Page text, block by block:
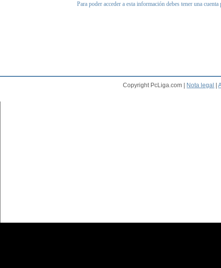
Para poder acceder a esta información debes tener una
Copyright PcLiga.com | Nota legal |